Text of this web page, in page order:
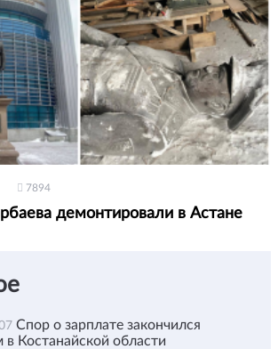
7894
демонтировали в Астане
Спор о зарплате закончился
Костанайской области